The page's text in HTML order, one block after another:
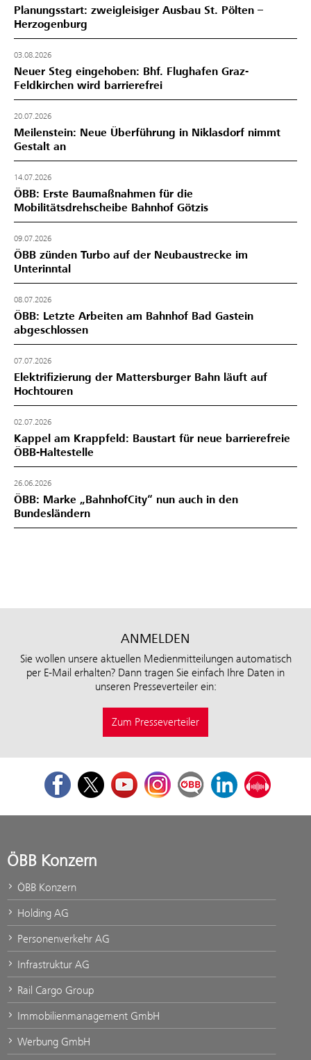
Planungsstart: zweigleisiger Ausbau St. Pölten –
Herzogenburg
03.08.2026
Neuer Steg eingehoben: Bhf. Flughafen Graz-
Feldkirchen wird barrierefrei
20.07.2026
Meilenstein: Neue Überführung in Niklasdorf nimmt
Gestalt an
14.07.2026
ÖBB: Erste Baumaßnahmen für die
Mobilitätsdrehscheibe Bahnhof Götzis
09.07.2026
ÖBB zünden Turbo auf der Neubaustrecke im
Unterinntal
08.07.2026
ÖBB: Letzte Arbeiten am Bahnhof Bad Gastein
abgeschlossen
07.07.2026
Elektrifizierung der Mattersburger Bahn läuft auf
Hochtouren
02.07.2026
Kappel am Krappfeld: Baustart für neue barrierefreie
ÖBB-Haltestelle
26.06.2026
ÖBB: Marke „BahnhofCity“ nun auch in den
Bundesländern
ANMELDEN
Sie wollen unsere aktuellen Medienmitteilungen automatisch
per E-Mail erhalten? Dann tragen Sie einfach Ihre Daten in
unseren Presseverteiler ein:
Zum Presseverteiler
FacebookTwitterYoutubeInstagramÖBB Corporate Blog
LinkedInPodcast
ÖBB Konzern
ÖBB Konzern
Holding AG
Personenverkehr AG
Infrastruktur AG
Rail Cargo Group
Immobilienmanagement GmbH
Werbung GmbH